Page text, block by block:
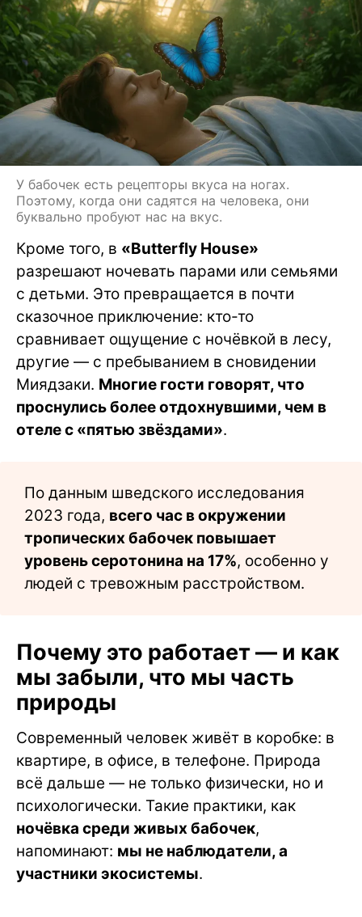
У бабочек есть рецепторы вкуса на ногах.
Поэтому, когда они садятся на человека, они
буквально пробуют нас на вкус.
Кроме того, в «Butterfly House»
разрешают ночевать парами или семьями
с детьми. Это превращается в почти
сказочное приключение: кто-то
сравнивает ощущение с ночёвкой в лесу,
другие — с пребыванием в сновидении
Миядзаки. Многие гости говорят, что
проснулись более отдохнувшими, чем в
отеле с «пятью звёздами».
По данным шведского исследования
2023 года, всего час в окружении
тропических бабочек повышает
уровень серотонина на 17%, особенно у
людей с тревожным расстройством.
Почему это работает — и как
мы забыли, что мы часть
природы
Современный человек живёт в коробке: в
квартире, в офисе, в телефоне. Природа
всё дальше — не только физически, но и
психологически. Такие практики, как
ночёвка среди живых бабочек,
напоминают: мы не наблюдатели, а
участники экосистемы.